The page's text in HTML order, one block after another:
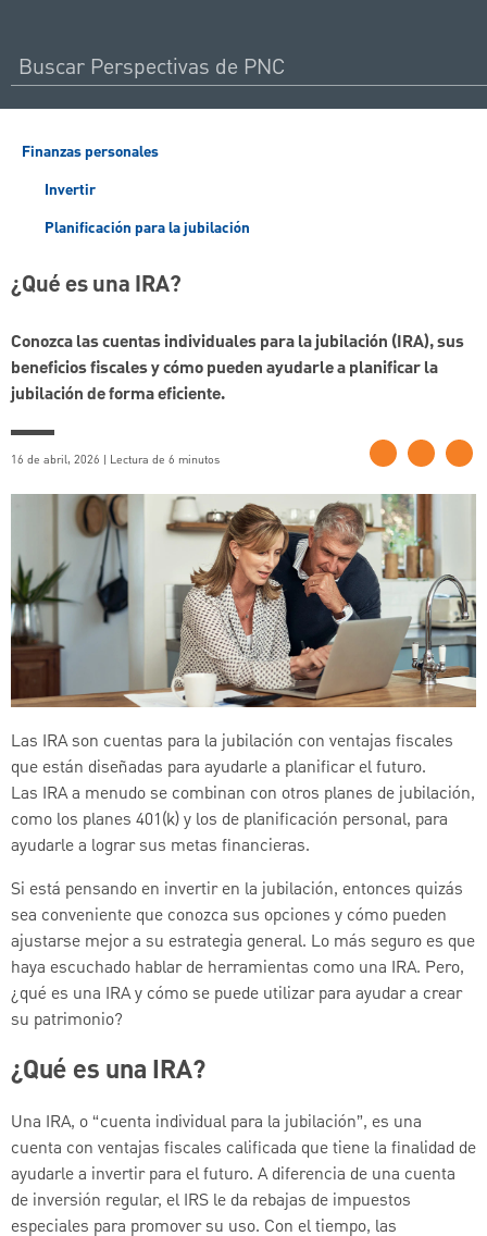
Finanzas personales
Invertir
Planificación para la jubilación
¿Qué es una IRA?
Conozca las cuentas individuales para la jubilación (IRA), sus
beneficios fiscales y cómo pueden ayudarle a planificar la
jubilación de forma eficiente.
16 de abril, 2026 | Lectura de 6 minutos
Las IRA son cuentas para la jubilación con ventajas fiscales
que están diseñadas para ayudarle a planificar el futuro.
Las IRA a menudo se combinan con otros planes de jubilación,
como los planes 401(k) y los de planificación personal, para
ayudarle a lograr sus metas financieras.
Si está pensando en invertir en la jubilación, entonces quizás
sea conveniente que conozca sus opciones y cómo pueden
ajustarse mejor a su estrategia general. Lo más seguro es que
haya escuchado hablar de herramientas como una IRA. Pero,
¿qué es una IRA y cómo se puede utilizar para ayudar a crear
su patrimonio?
¿Qué es una IRA?
Una IRA, o “cuenta individual para la jubilación”, es una
cuenta con ventajas fiscales calificada que tiene la finalidad de
ayudarle a invertir para el futuro. A diferencia de una cuenta
de inversión regular, el IRS le da rebajas de impuestos
especiales para promover su uso. Con el tiempo, las